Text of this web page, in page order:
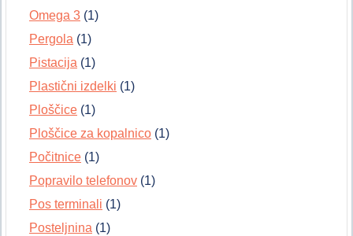
Omega 3 (1)
Pergola (1)
Pistacija (1)
Plastični izdelki (1)
Ploščice (1)
Ploščice za kopalnico (1)
Počitnice (1)
Popravilo telefonov (1)
Pos terminali (1)
Posteljnina (1)